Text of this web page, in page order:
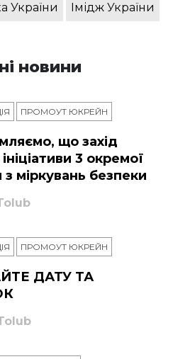
України Імідж України
новини
ПРОМОУТ ЮКРЕЙН
що захід
3 окремої
міркувань безпеки
ПРОМОУТ ЮКРЕЙН
ДАТУ ТА